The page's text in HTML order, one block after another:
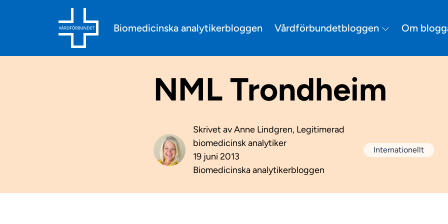
Biomedicinska analytikerbloggen Vårdförbundetbloggen Om
NML Trondheim
Skrivet avAnne Lindgren, Legitimerad
biomedicinsk analytiker
19 juni 2013
Biomedicinska analytikerbloggen
Internationellt